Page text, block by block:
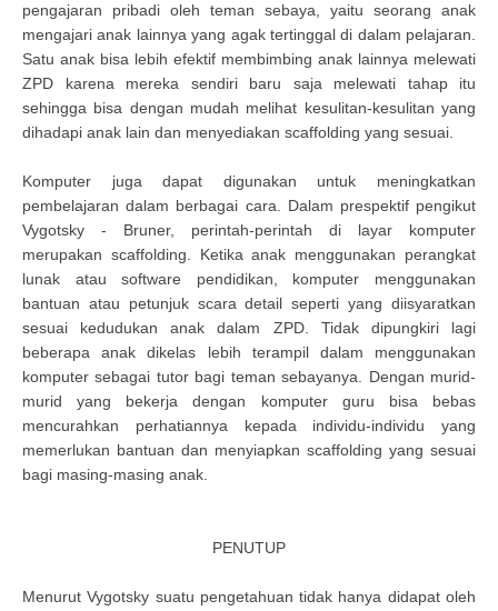
pengajaran pribadi oleh teman sebaya, yaitu seorang anak
mengajari anak lainnya yang agak tertinggal di dalam pelajaran.
Satu anak bisa lebih efektif membimbing anak lainnya melewati
ZPD karena mereka sendiri baru saja melewati tahap itu
sehingga bisa dengan mudah melihat kesulitan-kesulitan yang
dihadapi anak lain dan menyediakan scaffolding yang sesuai.
Komputer juga dapat digunakan untuk meningkatkan
pembelajaran dalam berbagai cara. Dalam prespektif pengikut
Vygotsky - Bruner, perintah-perintah di layar komputer
merupakan scaffolding. Ketika anak menggunakan perangkat
lunak atau software pendidikan, komputer menggunakan
bantuan atau petunjuk scara detail seperti yang diisyaratkan
sesuai kedudukan anak dalam ZPD. Tidak dipungkiri lagi
beberapa anak dikelas lebih terampil dalam menggunakan
komputer sebagai tutor bagi teman sebayanya. Dengan murid-
murid yang bekerja dengan komputer guru bisa bebas
mencurahkan perhatiannya kepada individu-individu yang
memerlukan bantuan dan menyiapkan scaffolding yang sesuai
bagi masing-masing anak.
PENUTUP
Menurut Vygotsky suatu pengetahuan tidak hanya didapat oleh